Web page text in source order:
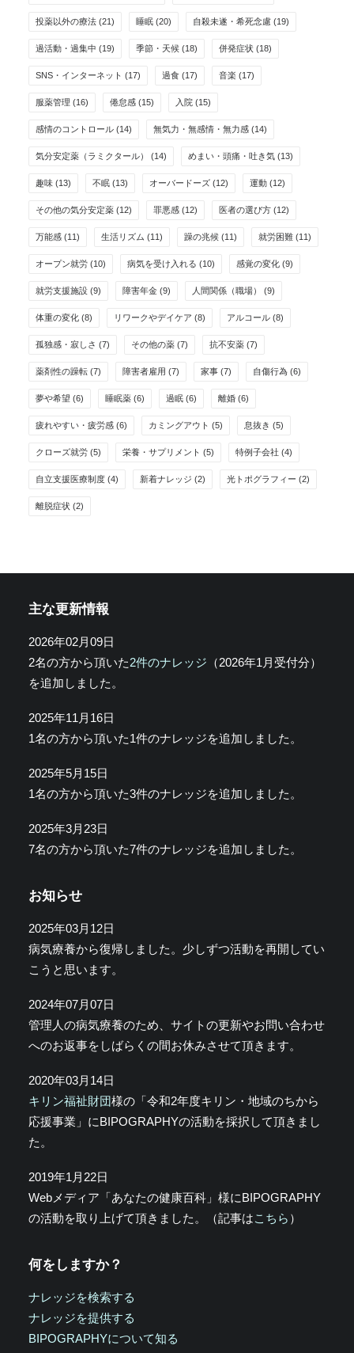
投薬以外の療法 (21) 睡眠 (20) 自殺未遂・希死念慮 (19)
過活動・過集中 (19) 季節・天候 (18) 併発症状 (18)
SNS・インターネット (17) 過食 (17) 音楽 (17)
服薬管理 (16) 倦怠感 (15) 入院 (15)
感情のコントロール (14) 無気力・無感情・無力感 (14)
気分安定薬（ラミクタール） (14) めまい・頭痛・吐き気 (13)
趣味 (13) 不眠 (13) オーバードーズ (12) 運動 (12)
その他の気分安定薬 (12) 罪悪感 (12) 医者の選び方 (12)
万能感 (11) 生活リズム (11) 躁の兆候 (11) 就労困難 (11)
オープン就労 (10) 病気を受け入れる (10) 感覚の変化 (9)
就労支援施設 (9) 障害年金 (9) 人間関係（職場） (9)
体重の変化 (8) リワークやデイケア (8) アルコール (8)
孤独感・寂しさ (7) その他の薬 (7) 抗不安薬 (7)
薬剤性の躁転 (7) 障害者雇用 (7) 家事 (7) 自傷行為 (6)
夢や希望 (6) 睡眠薬 (6) 過眠 (6) 離婚 (6)
疲れやすい・疲労感 (6) カミングアウト (5) 息抜き (5)
クローズ就労 (5) 栄養・サプリメント (5) 特例子会社 (4)
自立支援医療制度 (4) 新着ナレッジ (2) 光トポグラフィー (2)
離脱症状 (2)
主な更新情報
2026年02月09日
2名の方から頂いた2件のナレッジ （2026年1月受付分）
を追加しました。
2025年11月16日
1名の方から頂いた1件のナレッジを追加しました。
2025年5月15日
1名の方から頂いた3件のナレッジを追加しました。
2025年3月23日
7名の方から頂いた7件のナレッジを追加しました。
お知らせ
2025年03月12日
病気療養から復帰しました。少しずつ活動を再開してい
こうと思います。
2024年07月07日
管理人の病気療養のため、サイトの更新やお問い合わせ
へのお返事をしばらくの間お休みさせて頂きます。
2020年03月14日
キリン福祉財団様の「令和2年度キリン・地域のちから
応援事業」にBIPOGRAPHYの活動を採択して頂きまし
た。
2019年1月22日
Webメディア「あなたの健康百科」様にBIPOGRAPHY
の活動を取り上げて頂きました。（記事はこちら ）
何をしますか？
ナレッジを検索する
ナレッジを提供する
BIPOGRAPHYについて知る